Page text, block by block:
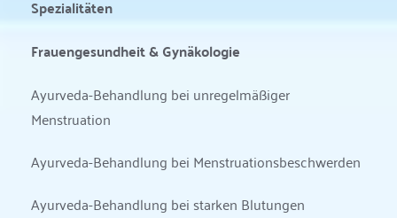
Spezialitäten
Frauengesundheit & Gynäkologie
Ayurveda-Behandlung bei unregelmäßiger
Menstruation
Ayurveda-Behandlung bei Menstruationsbeschwerden
Ayurveda-Behandlung bei starken Blutungen